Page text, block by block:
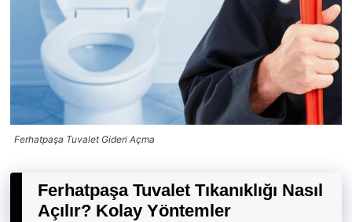
Ferhatpaşa Tuvalet Gideri Açma
Ferhatpaşa Tuvalet Tıkanıklığı Nasıl
Açılır? Kolay Yöntemler